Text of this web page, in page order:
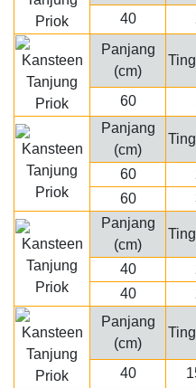
40
Panjang
(cm)
60
Panjang
(cm)
60
60
Panjang
(cm)
40
40
Panjang
(cm)
40